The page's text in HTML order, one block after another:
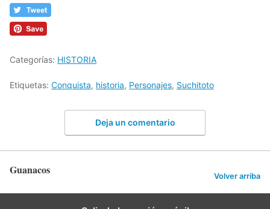
Categorías: HISTORIA
Etiquetas: Conquista, historia, Personajes, Suchitoto
Deja un comentario
Guanacos Volver arriba